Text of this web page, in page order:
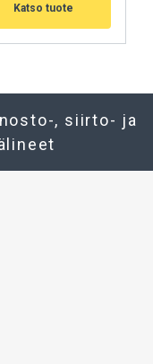
Katso tuote
, siirto- ja